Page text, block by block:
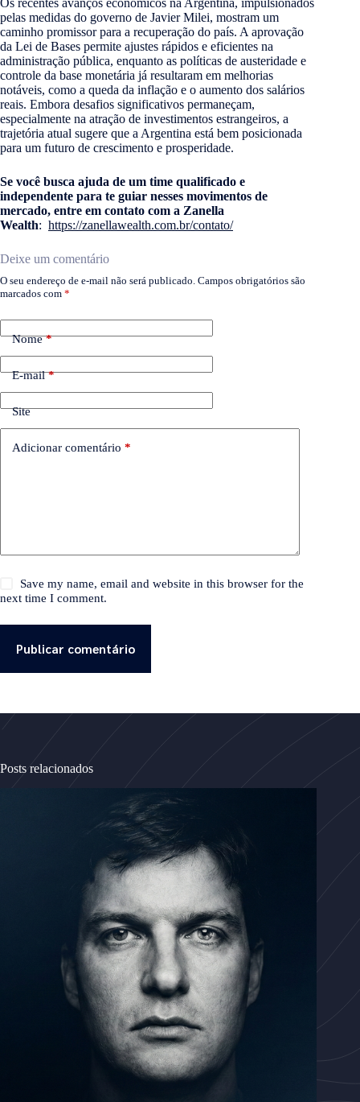
Os recentes avanços econômicos na Argentina, impulsionados
pelas medidas do governo de Javier Milei, mostram um
caminho promissor para a recuperação do país. A aprovação
da Lei de Bases permite ajustes rápidos e eficientes na
administração pública, enquanto as políticas de austeridade e
controle da base monetária já resultaram em melhorias
notáveis, como a queda da inflação e o aumento dos salários
reais. Embora desafios significativos permaneçam,
especialmente na atração de investimentos estrangeiros, a
trajetória atual sugere que a Argentina está bem posicionada
para um futuro de crescimento e prosperidade.
Se você busca ajuda de um time qualificado e
independente para te guiar nesses movimentos de
mercado, entre em contato com a Zanella
Wealth: https://zanellawealth.com.br/contato/
Deixe um comentário
O seu endereço de e-mail não será publicado. Campos obrigatórios são
marcados com *
Nome*
E-mail*
Site
Adicionar comentário *
Save my name, email and website in this browser for the
next time I comment.
Publicar comentário
Posts relacionados